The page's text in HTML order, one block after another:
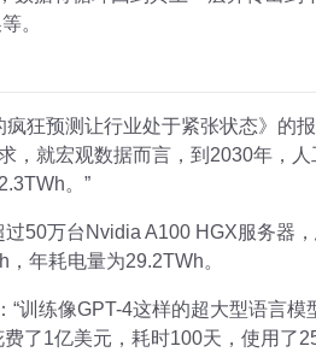
。
狂预测让行业处于紧张状态》的
，就宏观数据而言，到2030年，
。”
50万台Nvidia A100 HGX服务器
年耗电量为29.2TWh。
训练像GPT-4这样的超大型语言模
了1亿美元，耗时100天，使用了